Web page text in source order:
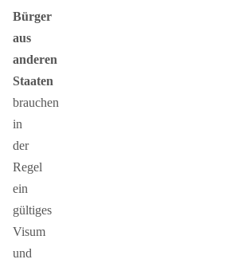
Bürger
aus
anderen
Staaten
brauchen
in
der
Regel
ein
gültiges
Visum
und